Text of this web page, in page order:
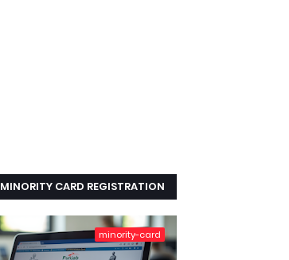
MINORITY CARD REGISTRATION
minority-card